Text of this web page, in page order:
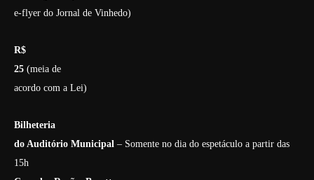
e-flyer do Jornal de Vinhedo)
R$
25 (meia de
acordo com a Lei)
Bilheteria
do Auditório Municipal – Somente no dia do espetáculo a partir das
15h